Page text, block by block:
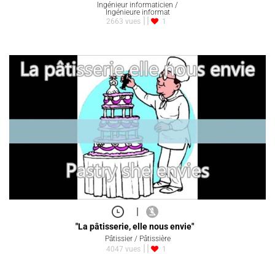
Ingénieur informaticien /
Ingénieure informat
2663 vues
1
|
"La pâtisserie, elle nous envie"
Pâtissier / Pâtissière
4047 vues
1